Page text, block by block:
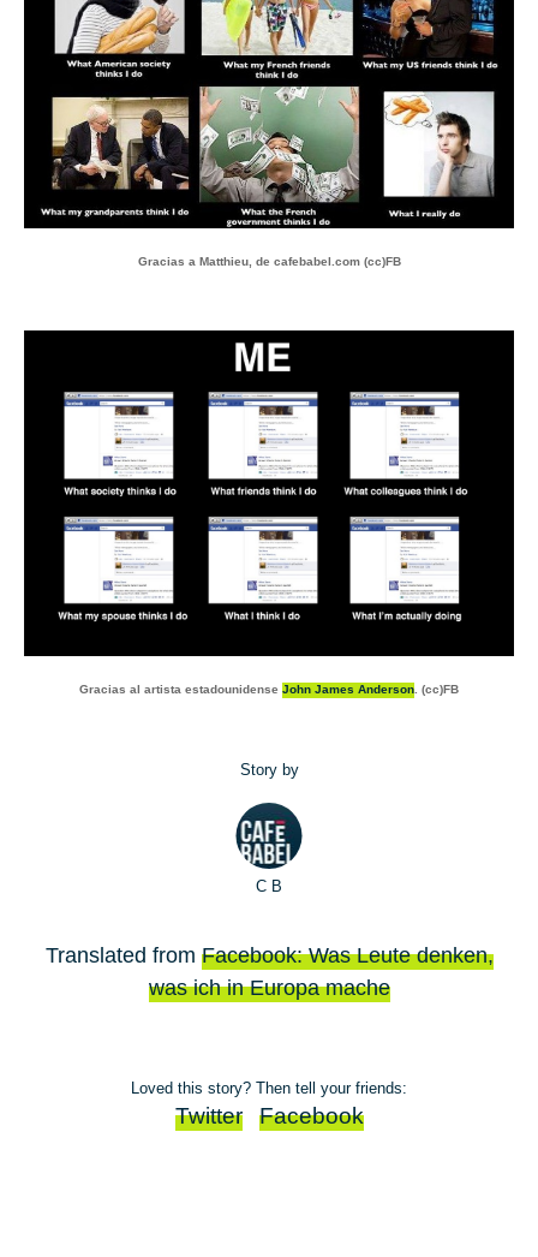
Gracias a Matthieu, de cafebabel.com (cc)FB
Gracias al artista estadounidense John James Anderson. (cc)FB
Story by
C B
Translated from Facebook: Was Leute denken,
was ich in Europa mache
Loved this story? Then tell your friends:
Twitter Facebook